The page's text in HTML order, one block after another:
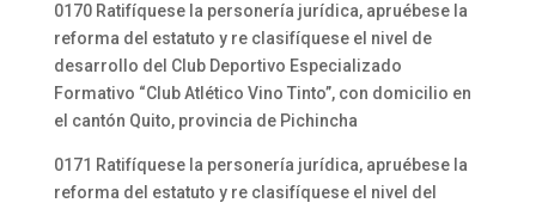
0170 Ratifíquese la personería jurídica, apruébese la
reforma del estatuto y re clasifíquese el nivel de
desarrollo del Club Deportivo Especializado
Formativo “Club Atlético Vino Tinto”, con domicilio en
el cantón Quito, provincia de Pichincha
0171 Ratifíquese la personería jurídica, apruébese la
reforma del estatuto y re clasifíquese el nivel del